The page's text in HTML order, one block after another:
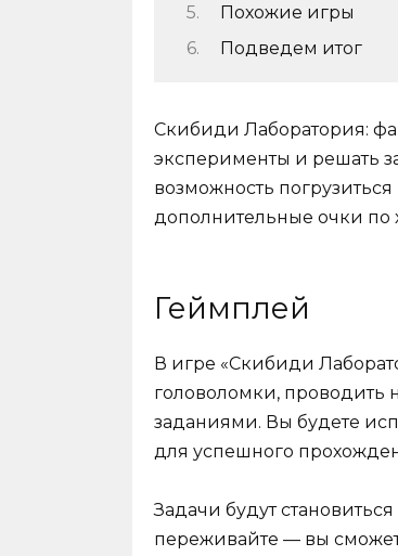
Похожие игры
Подведем итог
Скибиди Лаборатория:
эксперименты и решать
возможность
дополнительные очки по
Геймплей
В игре «Скибиди
головоломки, проводить
заданиями. Вы будете
для успешного
Задачи будут
переживайте — вы